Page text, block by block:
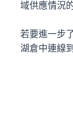
域供應情況
若要進一步
湖倉中連線